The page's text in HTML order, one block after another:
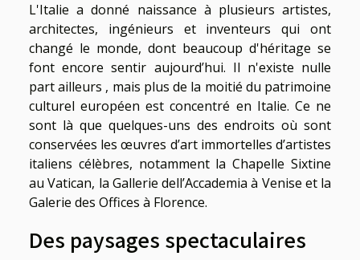
L'Italie a donné naissance à plusieurs artistes,
architectes, ingénieurs et inventeurs qui ont
changé le monde, dont beaucoup d'héritage se
font encore sentir aujourd’hui. Il n'existe nulle
part ailleurs , mais plus de la moitié du patrimoine
culturel européen est concentré en Italie. Ce ne
sont là que quelques-uns des endroits où sont
conservées les œuvres d’art immortelles d’artistes
italiens célèbres, notamment la Chapelle Sixtine
au Vatican, la Gallerie dell’Accademia à Venise et la
Galerie des Offices à Florence.
Des paysages spectaculaires